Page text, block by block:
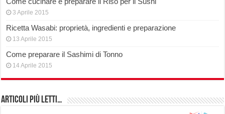
3 Aprile 2015
Ricetta Wasabi: proprietà, ingredienti e preparazione
13 Aprile 2015
Come preparare il Sashimi di Tonno
14 Aprile 2015
Articoli più Letti…